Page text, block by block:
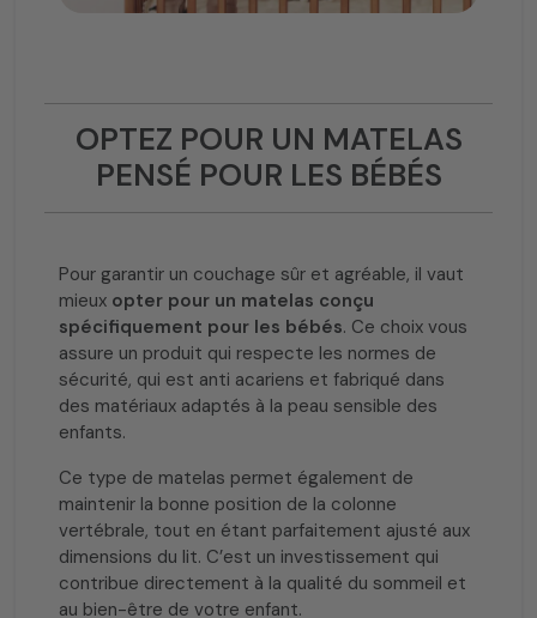
OPTEZ POUR UN MATELAS
PENSÉ POUR LES BÉBÉS
Pour garantir un couchage sûr et agréable, il vaut
mieux opter pour un matelas conçu
spécifiquement pour les bébés. Ce choix vous
assure un produit qui respecte les normes de
sécurité, qui est anti acariens et fabriqué dans
des matériaux adaptés à la peau sensible des
enfants.
Ce type de matelas permet également de
maintenir la bonne position de la colonne
vertébrale, tout en étant parfaitement ajusté aux
dimensions du lit. C’est un investissement qui
contribue directement à la qualité du sommeil et
au bien-être de votre enfant.